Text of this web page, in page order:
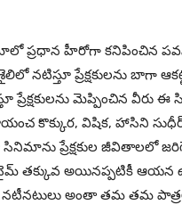
ప్రధాన హీరోగా కనిపించిన
నటిస్తూ ప్రేక్షకులను బాగా
మెప్పించిన వీరు ఈ
కొక్కుర, విషిక, హాసిని
సినిమాను ప్రేక్షకుల
టైమ్ తక్కువ అయినప్పటికీ ఆయన
అంతా తమ తమ